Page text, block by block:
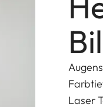
Laser